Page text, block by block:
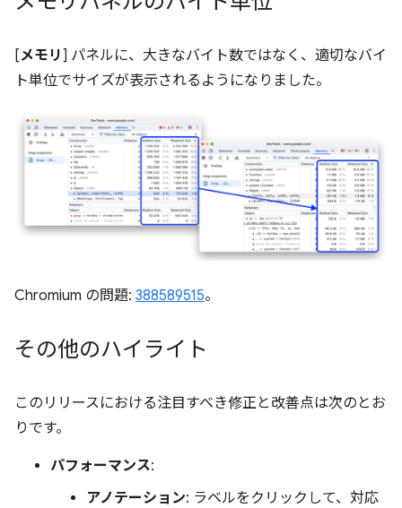
[メモリ] パネルに、大きなバイト数ではなく、適切なバイ
ト単位でサイズが表示されるようになりました。
Chromium の問題: 388589515。
その他のハイライト
このリリースにおける注目すべき修正と改善点は次のとお
りです。
パフォーマンス:
アノテーション: ラベルをクリックして、対応